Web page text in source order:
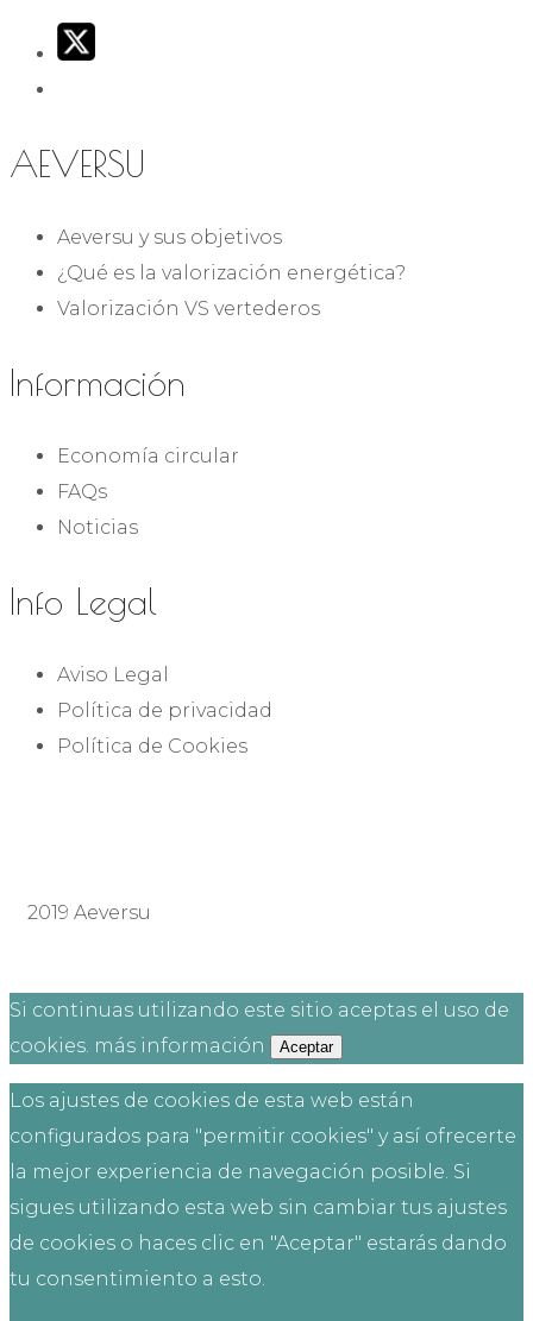
AEVERSU
Aeversu y sus objetivos
¿Qué es la valorización energética?
Valorización VS vertederos
Información
Economía circular
FAQs
Noticias
Info Legal
Aviso Legal
Política de privacidad
Política de Cookies
2019 Aeversu
Si continuas utilizando este sitio aceptas el uso de
cookies. más información Aceptar
Los ajustes de cookies de esta web están
configurados para "permitir cookies" y así ofrecerte
la mejor experiencia de navegación posible. Si
sigues utilizando esta web sin cambiar tus ajustes
de cookies o haces clic en "Aceptar" estarás dando
tu consentimiento a esto.